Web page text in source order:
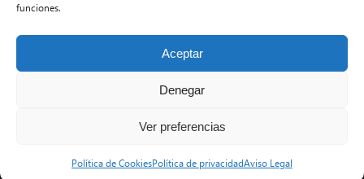
funciones.
Aceptar
Denegar
Ver preferencias
Política de CookiesPolítica de privacidadAviso Legal
Contacto
Desarrollo Web por Kiwop